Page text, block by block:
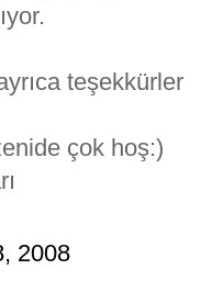
teşekkürler
çok hoş:)
2008